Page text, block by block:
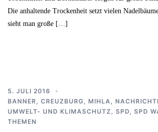
Die anhaltende Trockenheit setzt vielen
sieht man große […]
5. JULI 2016
BANNER
CREUZBURG MIHLA
UMWELT- UND KLIMASCHUTZ
SPD SPD
THEMEN